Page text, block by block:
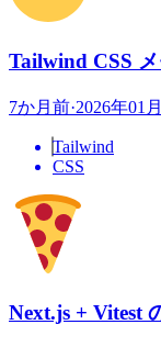
Tailwind CSS
7か月前·2026年01
Tailwind
CSS
Next.js + Vitest